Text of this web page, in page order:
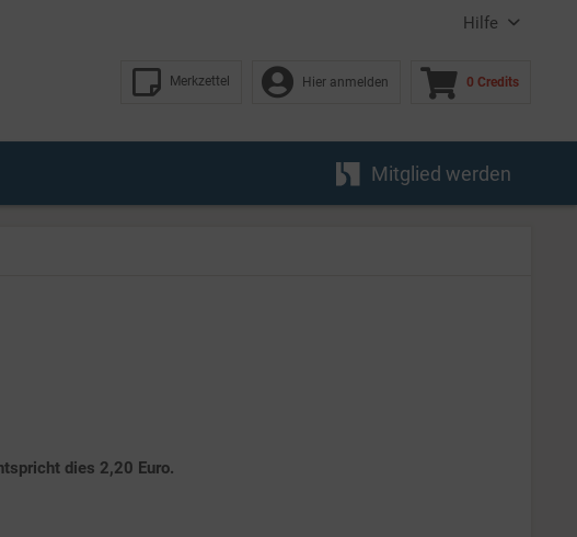
Hilfe
Merkzettel Hier anmelden 0 Credits
Mitglied werden
dies 2,20 Euro.